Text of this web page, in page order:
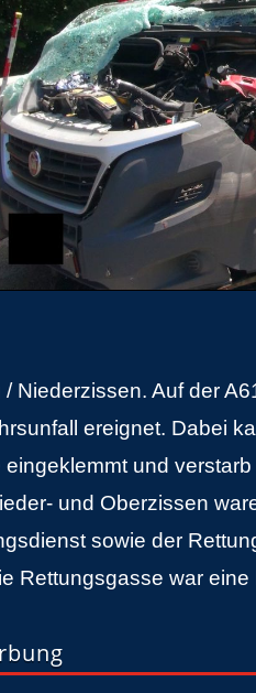
/ Niederzissen. Auf der
ereignet. Dabei
eingeklemmt und
und Oberzissen
sowie der
Rettungsgasse war eine